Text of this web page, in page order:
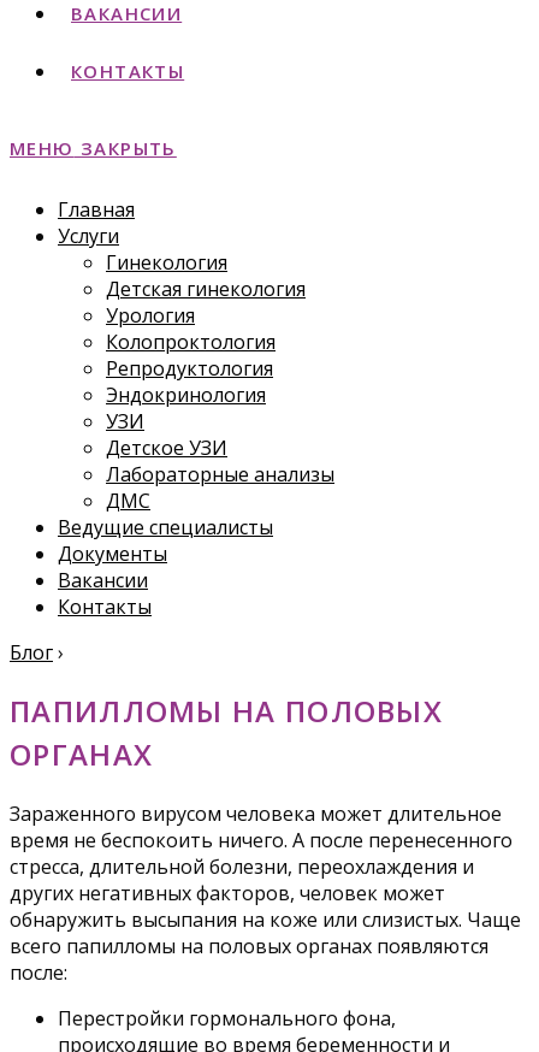
ВАКАНСИИ
КОНТАКТЫ
МЕНЮ ЗАКРЫТЬ
Главная
Услуги
Гинекология
Детская гинекология
Урология
Колопроктология
Репродуктология
Эндокринология
УЗИ
Детское УЗИ
Лабораторные анализы
ДМС
Ведущие специалисты
Документы
Вакансии
Контакты
Блог›
ПАПИЛЛОМЫ НА ПОЛОВЫХ
ОРГАНАХ
Зараженного вирусом человека может длительное
время не беспокоить ничего. А после перенесенного
стресса, длительной болезни, переохлаждения и
других негативных факторов, человек может
обнаружить высыпания на коже или слизистых. Чаще
всего папилломы на половых органах появляются
после:
Перестройки гормонального фона,
происходящие во время беременности и